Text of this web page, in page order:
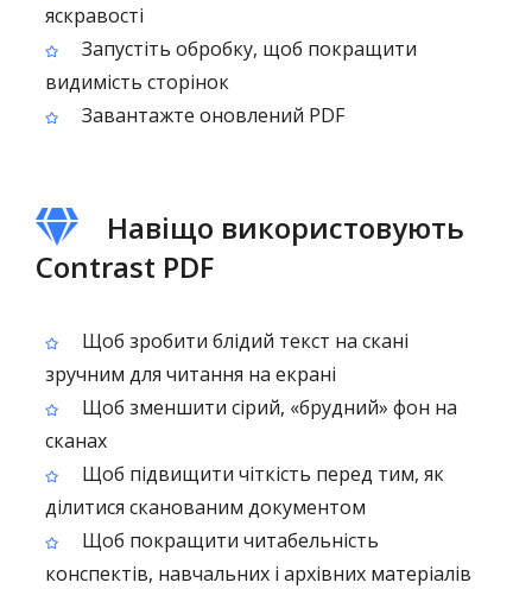
яскравості
Запустіть обробку, щоб покращити
видимість сторінок
Завантажте оновлений PDF
Навіщо використовують
Contrast PDF
Щоб зробити блідий текст на скані
зручним для читання на екрані
Щоб зменшити сірий, «брудний» фон на
сканах
Щоб підвищити чіткість перед тим, як
ділитися сканованим документом
Щоб покращити читабельність
конспектів, навчальних і архівних матеріалів